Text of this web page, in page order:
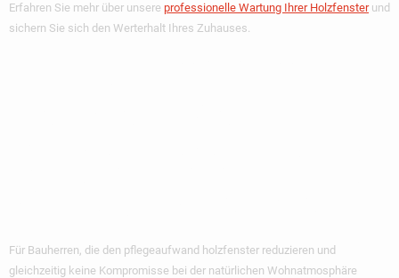
Erfahren Sie mehr über unsere professionelle Wartung Ihrer Holzfensterund
sichern Sie sich den Werterhalt Ihres Zuhauses.
Für Bauherren, die den pflegeaufwand holzfenster reduzieren und
gleichzeitig keine Kompromisse bei der natürlichen Wohnatmosphäre